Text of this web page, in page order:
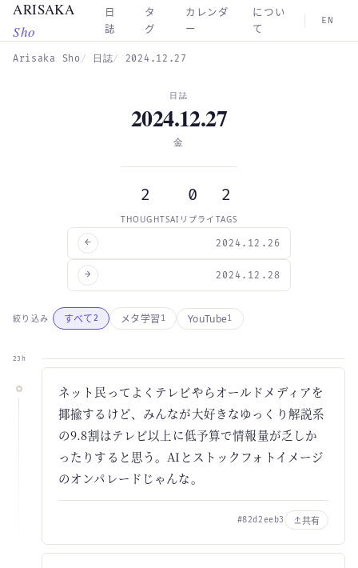
Skip to main content
ARISAKA
Sho
日
誌
タ
グ
カレンダ
ー
につい
て
EN
Arisaka Sho 日誌 2024.12.27
← 2024.12.26
日誌
2024.12.27
金
2
THOUGHTS
0
AIリプライ
2
TAGS
2024.12.28
→
絞り込み すべて2 メタ学習 1 YouTube1
23h
ネット民ってよくテレビやらオールドメディアを
揶揄するけど、みんなが大好きなゆっくり解説系
の9.8割はテレビ以上に低予算で情報量が乏しか
ったりすると思う。AIとストックフォトイメージ
のオンパレードじゃんな。
#82d2eeb3 共有